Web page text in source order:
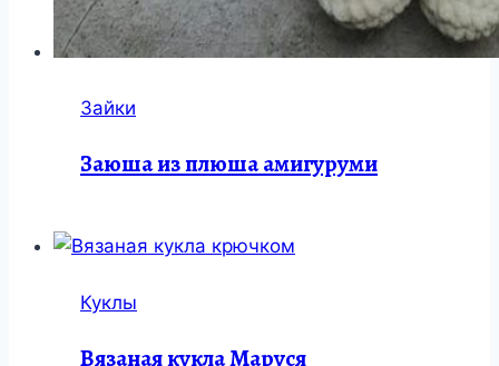
Зайки
Заюша из плюша амигуруми
Куклы
Вязаная кукла Маруся